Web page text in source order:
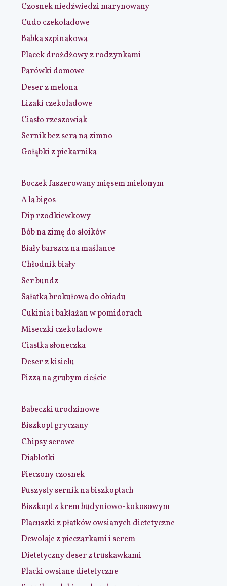
Czosnek niedźwiedzi marynowany
Cudo czekoladowe
Babka szpinakowa
Placek drożdżowy z rodzynkami
Parówki domowe
Deser z melona
Lizaki czekoladowe
Ciasto rzeszowiak
Sernik bez sera na zimno
Gołąbki z piekarnika
Boczek faszerowany mięsem mielonym
A la bigos
Dip rzodkiewkowy
Bób na zimę do słoików
Biały barszcz na maślance
Chłodnik biały
Ser bundz
Sałatka brokułowa do obiadu
Cukinia i bakłażan w pomidorach
Miseczki czekoladowe
Ciastka słoneczka
Deser z kisielu
Pizza na grubym cieście
Babeczki urodzinowe
Biszkopt gryczany
Chipsy serowe
Diablotki
Pieczony czosnek
Puszysty sernik na biszkoptach
Biszkopt z krem budyniowo-kokosowym
Placuszki z płatków owsianych dietetyczne
Dewolaje z pieczarkami i serem
Dietetyczny deser z truskawkami
Placki owsiane dietetyczne